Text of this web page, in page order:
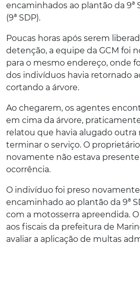
encaminhados ao plantão da 9ª
(9ª SDP).
Poucas horas após serem
detenção, a equipe da GCM foi
para o mesmo endereço, onde
dos indivíduos havia retornado
cortando a árvore.
Ao chegarem, os agentes
em cima da árvore,
relatou que havia alugado outra
terminar o serviço. O
novamente não estava
ocorrência.
O indivíduo foi preso
encaminhado ao plantão da 9ª
com a motosserra apreendida.
aos fiscais da prefeitura de
avaliar a aplicação de multas